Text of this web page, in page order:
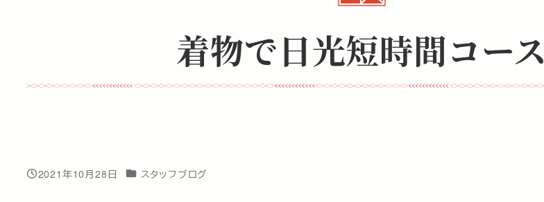
着物で日光短時間コース
投稿日
2021年10月28日 カテゴリー
スタッフブログ